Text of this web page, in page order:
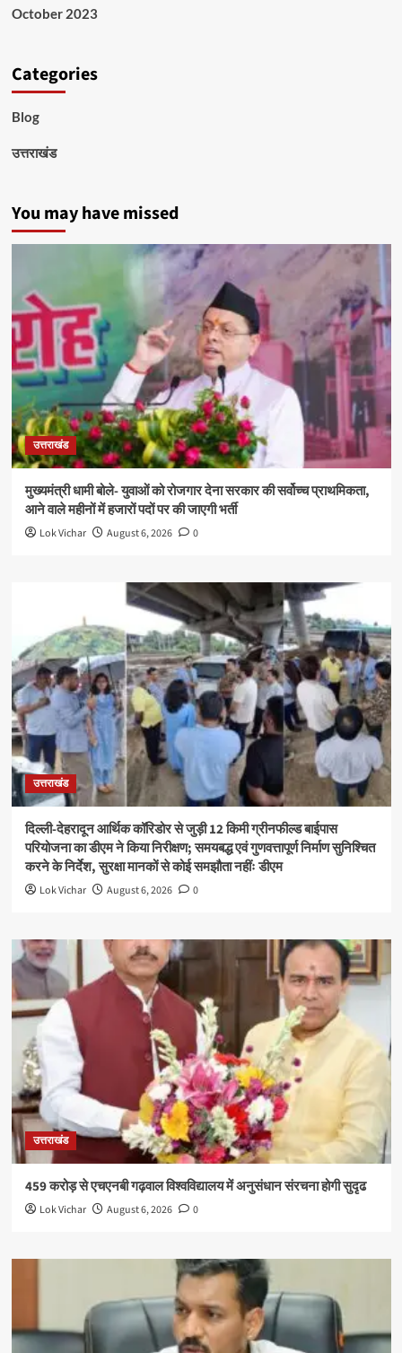
October 2023
Categories
Blog
उत्तराखंड
You may have missed
उत्तराखंड
मुख्यमंत्री धामी बोले- युवाओं को रोजगार देना सरकार की सर्वोच्च प्राथमिकता,
आने वाले महीनों में हजारों पदों पर की जाएगी भर्ती
Lok Vichar August 6, 2026 0
उत्तराखंड
दिल्ली-देहरादून आर्थिक कॉरिडोर से जुड़ी 12 किमी ग्रीनफील्ड बाईपास
परियोजना का डीएम ने किया निरीक्षण; समयबद्ध एवं गुणवत्तापूर्ण निर्माण सुनिश्चित
करने के निर्देश, सुरक्षा मानकों से कोई समझौता नहींः डीएम
Lok Vichar August 6, 2026 0
उत्तराखंड
459 करोड़ से एचएनबी गढ़वाल विश्वविद्यालय में अनुसंधान संरचना होगी सुदृढ
Lok Vichar August 6, 2026 0